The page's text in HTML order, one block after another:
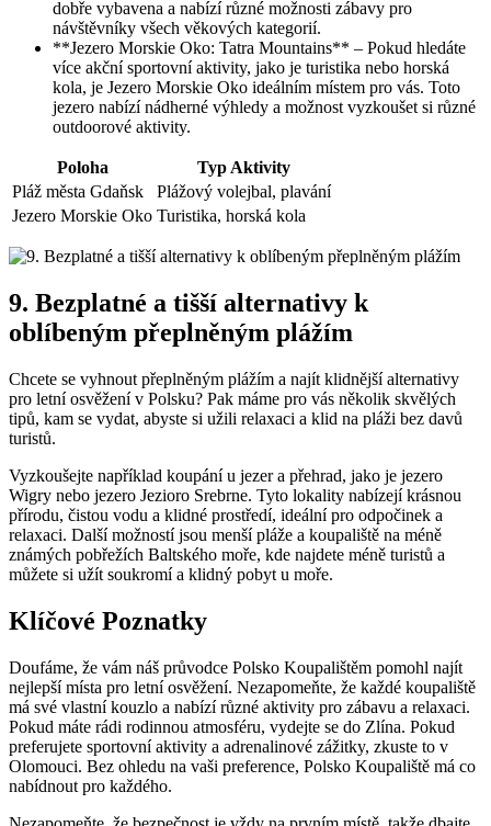
dobře vybavena a nabízí různé možnosti zábavy pro
návštěvníky všech věkových kategorií.
**Jezero Morskie Oko: Tatra Mountains** – Pokud hledáte
více akční sportovní aktivity, jako je turistika nebo horská
kola, je Jezero Morskie Oko ideálním místem pro vás. Toto
jezero nabízí nádherné výhledy a možnost vyzkoušet si různé
outdoorové aktivity.
Poloha
Typ Aktivity
Pláž města Gdaňsk
Plážový volejbal, plavání
Jezero Morskie Oko Turistika, horská kola
9. Bezplatné a tišší alternativy k
oblíbeným přeplněným plážím
Chcete se vyhnout přeplněným plážím a najít klidnější alternativy
pro letní osvěžení v Polsku? Pak máme pro vás několik skvělých
tipů, kam se vydat, abyste si užili relaxaci a klid na pláži bez davů
turistů.
Vyzkoušejte například koupání u jezer a přehrad, jako je jezero
Wigry nebo jezero Jezioro Srebrne. Tyto lokality nabízejí krásnou
přírodu, čistou vodu a klidné prostředí, ideální pro odpočinek a
relaxaci. Další možností jsou menší pláže a koupaliště na méně
známých pobřežích Baltského moře, kde najdete méně turistů a
můžete si užít soukromí a klidný pobyt u moře.
Klíčové Poznatky
Doufáme, že vám náš průvodce Polsko Koupalištěm pomohl najít
nejlepší místa pro letní osvěžení. Nezapomeňte, že každé koupaliště
má své vlastní kouzlo a nabízí různé aktivity pro zábavu a relaxaci.
Pokud máte rádi rodinnou atmosféru, vydejte se do Zlína. Pokud
preferujete sportovní aktivity a adrenalinové zážitky, zkuste to v
Olomouci. Bez ohledu na vaši preference, Polsko Koupaliště má co
nabídnout pro každého.